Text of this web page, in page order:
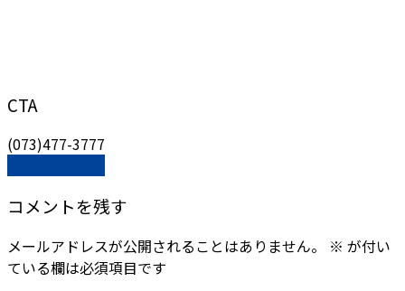
CTA
(073)477-3777
コメントを残す
メールアドレスが公開されることはありません。 ※ が付い
ている欄は必須項目です